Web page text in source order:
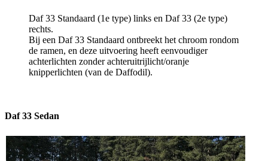
Daf 33 Standaard (1e type) links en Daf 33 (2e type)
rechts.
Bij een Daf 33 Standaard ontbreekt het chroom rondom
de ramen, en deze uitvoering heeft eenvoudiger
achterlichten zonder achteruitrijlicht/oranje
knipperlichten (van de Daffodil).
Daf 33 Sedan